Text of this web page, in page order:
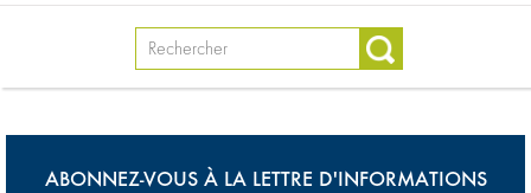
ABONNEZ-VOUS À LA LETTRE D'INFORMATIONS